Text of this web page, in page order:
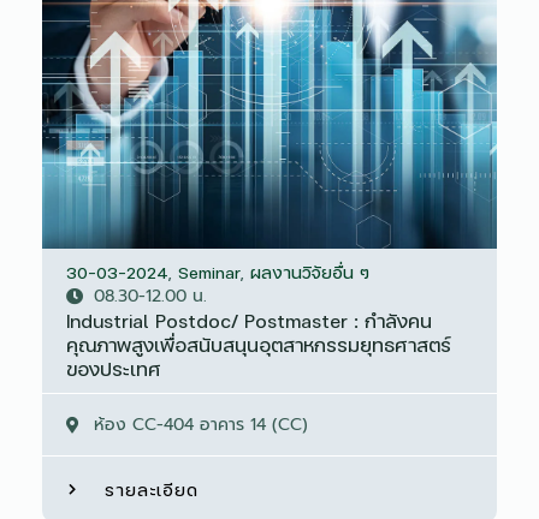
30-03-2024, Seminar, ผลงานวิจัยอื่น ๆ
08.30-12.00 น.
Industrial Postdoc/ Postmaster : กำลังคน
คุณภาพสูงเพื่อสนับสนุนอุตสาหกรรมยุทธศาสตร์
ของประเทศ
ห้อง CC-404 อาคาร 14 (CC)
รายละเอียด